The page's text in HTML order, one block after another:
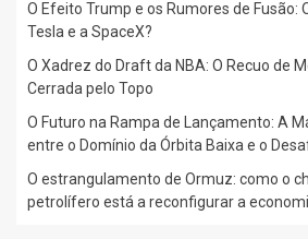
O Efeito Trump e os Rumores de Fusão:
Tesla e a SpaceX?
O Xadrez do Draft da NBA: O Recuo de
Cerrada pelo Topo
O Futuro na Rampa de Lançamento: A
entre o Domínio da Órbita Baixa e o
O estrangulamento de Ormuz: como o
petrolífero está a reconfigurar a